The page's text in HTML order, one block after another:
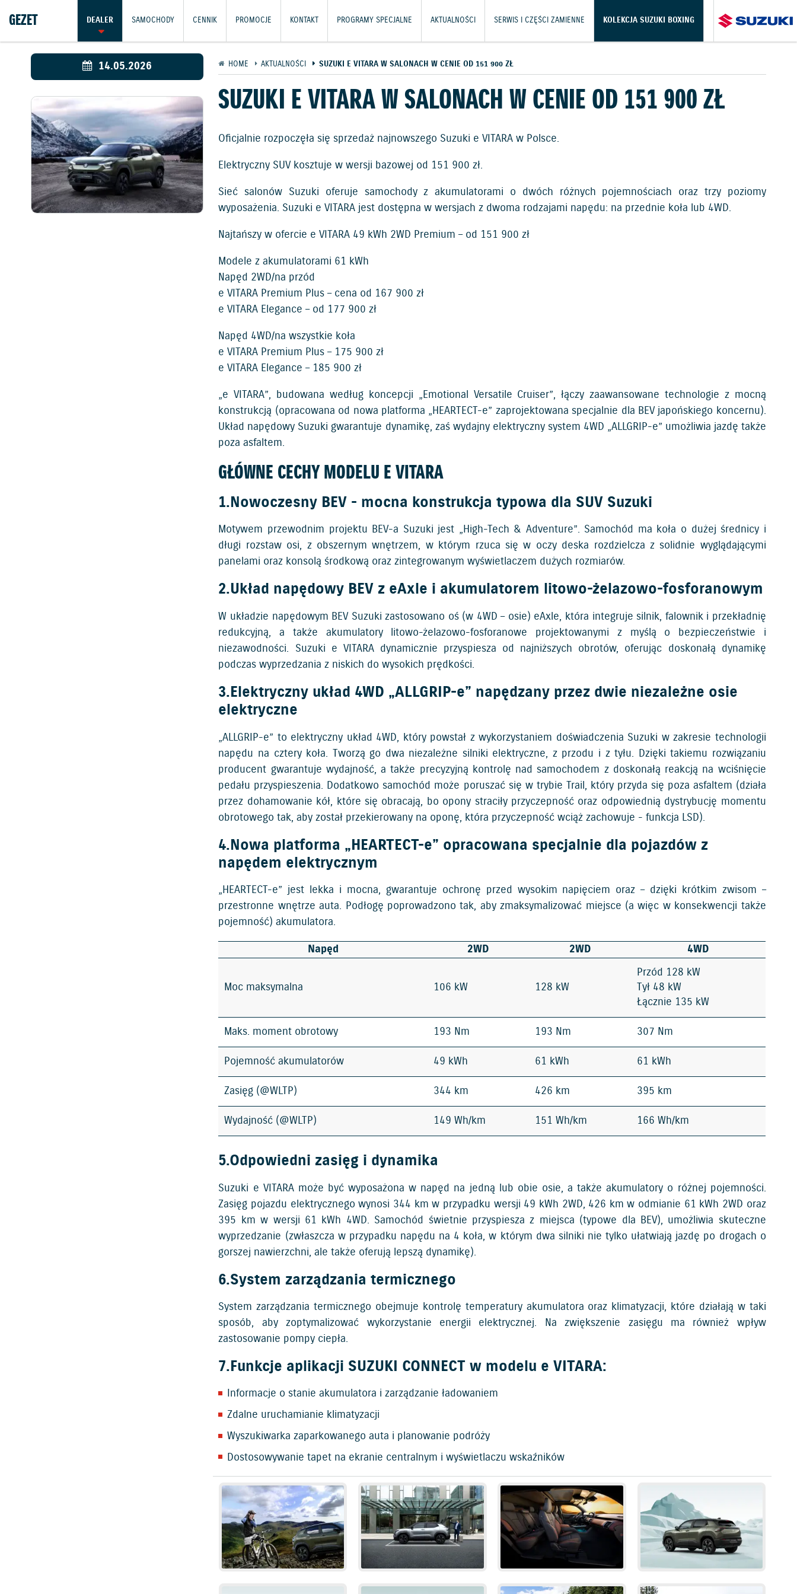
GEZET DEALER SAMOCHODY CENNIK PROMOCJE KONTAKT PROGRAMY SPECJALNE AKTUALNOŚCI SERWIS I CZĘŚCI ZAMIENNE KOLEKCJA SUZUKI BOXING
14.05.2026 HOME AKTUALNOŚCI SUZUKI E VITARA W SALONACH W CENIE OD 151 900 ZŁ
SUZUKI E VITARA W SALONACH W CENIE OD 151 900 ZŁ
Oficjalnie rozpoczęła się sprzedaż najnowszego Suzuki e VITARA w Polsce.
Elektryczny SUV kosztuje w wersji bazowej od 151 900 zł.
Sieć salonów Suzuki oferuje samochody z akumulatorami o dwóch różnych pojemnościach oraz trzy poziomy
wyposażenia. Suzuki e VITARA jest dostępna w wersjach z dwoma rodzajami napędu: na przednie koła lub 4WD.
Najtańszy w ofercie e VITARA 49 kWh 2WD Premium – od 151 900 zł
Modele z akumulatorami 61 kWh
Napęd 2WD/na przód
e VITARA Premium Plus – cena od 167 900 zł
e VITARA Elegance – od 177 900 zł
Napęd 4WD/na wszystkie koła
e VITARA Premium Plus – 175 900 zł
e VITARA Elegance – 185 900 zł
„e VITARA”, budowana według koncepcji „Emotional Versatile Cruiser”, łączy zaawansowane technologie z mocną
konstrukcją (opracowana od nowa platforma „HEARTECT-e” zaprojektowana specjalnie dla BEV japońskiego koncernu).
Układ napędowy Suzuki gwarantuje dynamikę, zaś wydajny elektryczny system 4WD „ALLGRIP-e” umożliwia jazdę także
poza asfaltem.
GŁÓWNE CECHY MODELU E VITARA
1.Nowoczesny BEV - mocna konstrukcja typowa dla SUV Suzuki
Motywem przewodnim projektu BEV-a Suzuki jest „High-Tech & Adventure”. Samochód ma koła o dużej średnicy i
długi rozstaw osi, z obszernym wnętrzem, w którym rzuca się w oczy deska rozdzielcza z solidnie wyglądającymi
panelami oraz konsolą środkową oraz zintegrowanym wyświetlaczem dużych rozmiarów.
2.Układ napędowy BEV z eAxle i akumulatorem litowo-żelazowo-fosforanowym
W układzie napędowym BEV Suzuki zastosowano oś (w 4WD – osie) eAxle, która integruje silnik, falownik i przekładnię
redukcyjną, a także akumulatory litowo-żelazowo-fosforanowe projektowanymi z myślą o bezpieczeństwie i
niezawodności. Suzuki e VITARA dynamicznie przyspiesza od najniższych obrotów, oferując doskonałą dynamikę
podczas wyprzedzania z niskich do wysokich prędkości.
3.Elektryczny układ 4WD „ALLGRIP-e” napędzany przez dwie niezależne osie
elektryczne
„ALLGRIP-e” to elektryczny układ 4WD, który powstał z wykorzystaniem doświadczenia Suzuki w zakresie technologii
napędu na cztery koła. Tworzą go dwa niezależne silniki elektryczne, z przodu i z tyłu. Dzięki takiemu rozwiązaniu
producent gwarantuje wydajność, a także precyzyjną kontrolę nad samochodem z doskonałą reakcją na wciśnięcie
pedału przyspieszenia. Dodatkowo samochód może poruszać się w trybie Trail, który przyda się poza asfaltem (działa
przez dohamowanie kół, które się obracają, bo opony straciły przyczepność oraz odpowiednią dystrybucję momentu
obrotowego tak, aby został przekierowany na oponę, która przyczepność wciąż zachowuje - funkcja LSD).
4.Nowa platforma „HEARTECT-e” opracowana specjalnie dla pojazdów z
napędem elektrycznym
„HEARTECT-e” jest lekka i mocna, gwarantuje ochronę przed wysokim napięciem oraz – dzięki krótkim zwisom –
przestronne wnętrze auta. Podłogę poprowadzono tak, aby zmaksymalizować miejsce (a więc w konsekwencji także
pojemność) akumulatora.
Napęd
2WD 2WD 4WD
Moc maksymalna 106 kW 128 kW
Przód 128 kW
Tył 48 kW
Łącznie 135 kW
Maks. moment obrotowy 193 Nm 193 Nm 307 Nm
Pojemność akumulatorów 49 kWh 61 kWh 61 kWh
Zasięg (@WLTP) 344 km 426 km 395 km
Wydajność (@WLTP) 149 Wh/km 151 Wh/km 166 Wh/km
5.Odpowiedni zasięg i dynamika
Suzuki e VITARA może być wyposażona w napęd na jedną lub obie osie, a także akumulatory o różnej pojemności.
Zasięg pojazdu elektrycznego wynosi 344 km w przypadku wersji 49 kWh 2WD, 426 km w odmianie 61 kWh 2WD oraz
395 km w wersji 61 kWh 4WD. Samochód świetnie przyspiesza z miejsca (typowe dla BEV), umożliwia skuteczne
wyprzedzanie (zwłaszcza w przypadku napędu na 4 koła, w którym dwa silniki nie tylko ułatwiają jazdę po drogach o
gorszej nawierzchni, ale także oferują lepszą dynamikę).
6.System zarządzania termicznego
System zarządzania termicznego obejmuje kontrolę temperatury akumulatora oraz klimatyzacji, które działają w taki
sposób, aby zoptymalizować wykorzystanie energii elektrycznej. Na zwiększenie zasięgu ma również wpływ
zastosowanie pompy ciepła.
7.Funkcje aplikacji SUZUKI CONNECT w modelu e VITARA:
Informacje o stanie akumulatora i zarządzanie ładowaniem
Zdalne uruchamianie klimatyzacji
Wyszukiwarka zaparkowanego auta i planowanie podróży
Dostosowywanie tapet na ekranie centralnym i wyświetlaczu wskaźników